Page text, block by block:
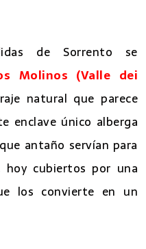
de Sorrento se
Molinos (Valle dei
natural que parece
enclave único alberga
antaño servían para
cubiertos por una
los convierte en un